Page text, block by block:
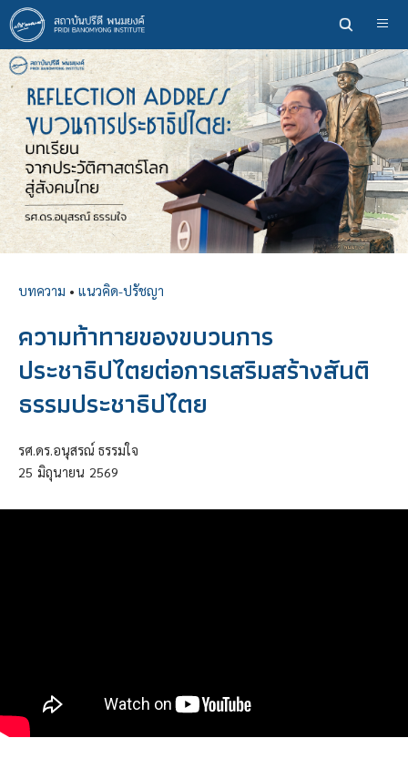
ข้าม
ไป
ยัง
เนื้อหา
หลัก
บทความ • แนวคิด-ปรัชญา
ความท้าทายของขบวนการ
ประชาธิปไตยต่อการเสริมสร้างสันติ
ธรรมประชาธิปไตย
รศ.ดร.อนุสรณ์ ธรรมใจ
25 มิถุนายน 2569